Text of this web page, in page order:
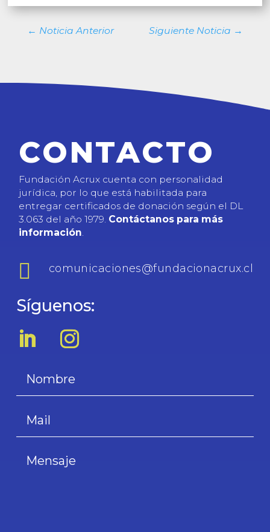
← Noticia Anterior Siguiente Noticia →
CONTACTO
Fundación Acrux cuenta con personalidad
jurídica, por lo que está habilitada para
entregar certificados de donación según el DL
3.063 del año 1979. Contáctanos para más
información.
 comunicaciones@fundacionacrux.cl
Síguenos: